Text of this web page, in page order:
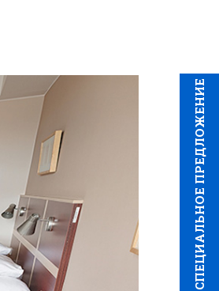
CПЕЦИAЛЬНОЕ ПРЕДЛОЖЕНИЕ